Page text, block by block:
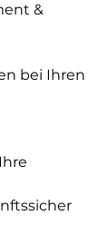
&
bei Ihren